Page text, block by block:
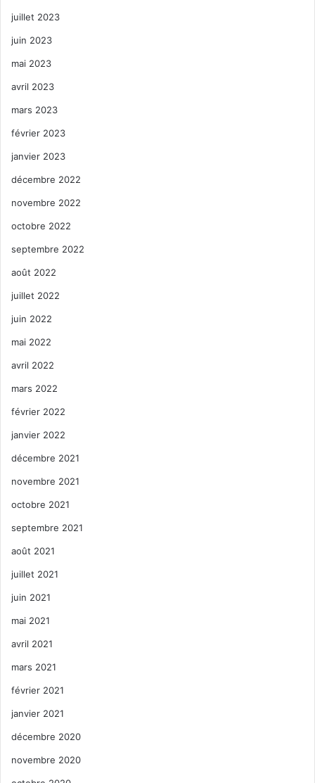
juillet 2023
juin 2023
mai 2023
avril 2023
mars 2023
février 2023
janvier 2023
décembre 2022
novembre 2022
octobre 2022
septembre 2022
août 2022
juillet 2022
juin 2022
mai 2022
avril 2022
mars 2022
février 2022
janvier 2022
décembre 2021
novembre 2021
octobre 2021
septembre 2021
août 2021
juillet 2021
juin 2021
mai 2021
avril 2021
mars 2021
février 2021
janvier 2021
décembre 2020
novembre 2020